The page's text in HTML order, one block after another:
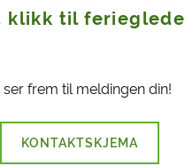
klikk til ferieglede
ser frem til meldingen din!
KONTAKTSKJEMA